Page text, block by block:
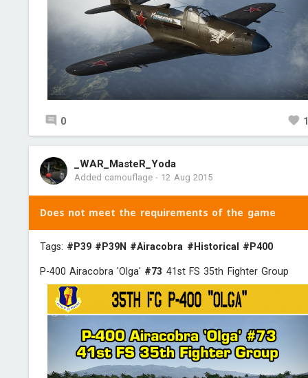
0
_WAR_MasteR_Yoda
Added camouflage- 12 Aug 2015
Does not meet the requirements of the game
Tags: #P39 #P39N #Airacobra #Historical #P400
P-400 Airacobra 'Olga' #73 41st FS 35th Fighter Group